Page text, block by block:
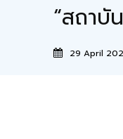
“สถาบั
29 April